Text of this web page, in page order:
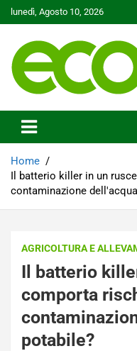
Skip
to
lunedì, Agosto 10, 2026
Ecoo.it
Home
Il batterio killer in un
contaminazione
AGRICOLTURA E
Il batterio
comporta
potabile?